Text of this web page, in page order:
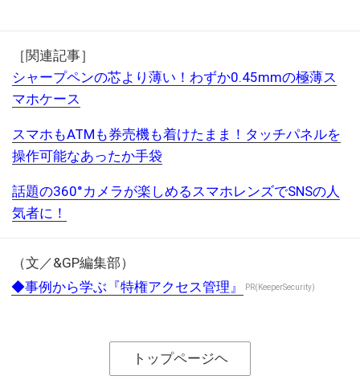
［関連記事］
シャープペンの芯より薄い！わずか0.45mmの極薄ス
マホケース
スマホもATMも券売機も着けたまま！タッチパネルを
操作可能なあったか手袋
話題の360°カメラが楽しめるスマホレンズでSNSの人
気者に！
（文／&GP編集部）
◆事例から学ぶ『特権アクセス管理』
PR(KeeperSecurity)
トップページヘ